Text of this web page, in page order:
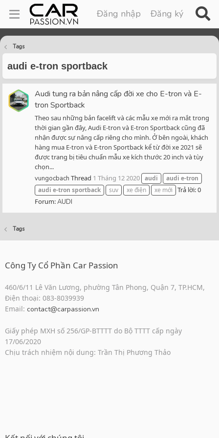
Đăng nhập Đăng ký
Tags
audi e-tron sportback
Audi tung ra bản nâng cấp đời xe cho E-tron và E-
tron Sportback
Theo sau những bản facelift và các mẫu xe mới ra mắt trong
thời gian gần đây, Audi E-tron và E-tron Sportback cũng đã
nhận được sự nâng cấp riêng cho mình. Ở bên ngoài, khách
hàng mua E-tron và E-tron Sportback kể từ đời xe 2021 sẽ
được trang bị tiêu chuẩn mẫu xe kích thước 20 inch và tùy
chọn...
vungocbach Thread 1 Tháng 12 2020 audi audi e-tron
audi e-tron sportback suv xe điện xe mới
Trả lời: 0
Forum:AUDI
Tags
Công Ty Cổ Phần Car Passion
460/6/11 Lê Văn Lương, phường Tân Phong, Quận 7, TP.HCM,
Điện thoại: 083-8039939
Email: contact@carpassion.vn
Giấy phép MXH số 256/GP-BTTTT do Bộ TTTT cấp ngày
17/06/2020
Chịu trách nhiệm nội dung: Trần Thị Phương Thảo